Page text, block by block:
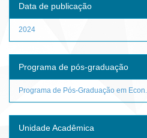
Data de publicação
2024
Programa de pós-graduação
Programa de Pós-Graduação em Econ...
Unidade Acadêmica